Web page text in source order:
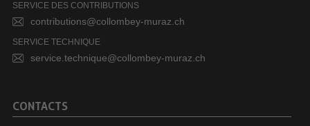
SERVICE DES CONTRIBUTIONS
contributions@collombey-muraz.ch
SERVICE TECHNIQUE
service.technique@collombey-muraz.ch
CONTACTS